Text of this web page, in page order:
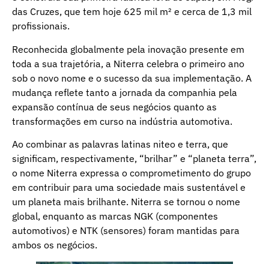
das Cruzes, que tem hoje 625 mil m² e cerca de 1,3 mil
profissionais.
Reconhecida globalmente pela inovação presente em
toda a sua trajetória, a Niterra celebra o primeiro ano
sob o novo nome e o sucesso da sua implementação. A
mudança reflete tanto a jornada da companhia pela
expansão contínua de seus negócios quanto as
transformações em curso na indústria automotiva.
Ao combinar as palavras latinas niteo e terra, que
significam, respectivamente, “brilhar” e “planeta terra”,
o nome Niterra expressa o comprometimento do grupo
em contribuir para uma sociedade mais sustentável e
um planeta mais brilhante. Niterra se tornou o nome
global, enquanto as marcas NGK (componentes
automotivos) e NTK (sensores) foram mantidas para
ambos os negócios.